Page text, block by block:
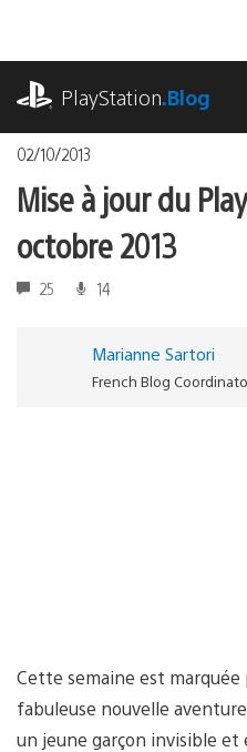
contenu
PlayStation.Blog
02/10/2013
Mise à jour du
octobre 2013
25 14
Marianne Sartori
French Blog
Cette semaine est marquée
fabuleuse nouvelle
un jeune garçon invisible